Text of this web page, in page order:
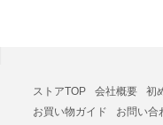
ストアTOP 会社概要 初
お買い物ガイド
お問い合